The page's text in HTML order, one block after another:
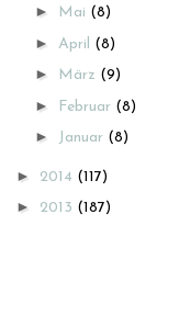
► Mai (8)
► April (8)
► März (9)
► Februar (8)
► Januar (8)
► 2014 (117)
► 2013 (187)